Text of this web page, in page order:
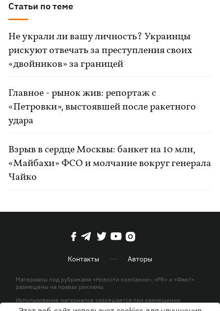
Статьи по теме
Не украли ли вашу личность? Украинцы
рискуют отвечать за преступления своих
«двойников» за границей
Главное - рынок жив: репортаж с
«Петровки», выстоявшей после ракетного
удара
Взрыв в сердце Москвы: банкет на 10 млн,
«Майбахи» ФСО и молчание вокруг генерала
Чайко
Контакты Авторы
Материалы под рубриками «Новости компании», «PR» и «Факт»
размещены на правах рекламы
Использование материалов разрешается при размещении
активной гиперссылки на KP.UA в первом абзаце.